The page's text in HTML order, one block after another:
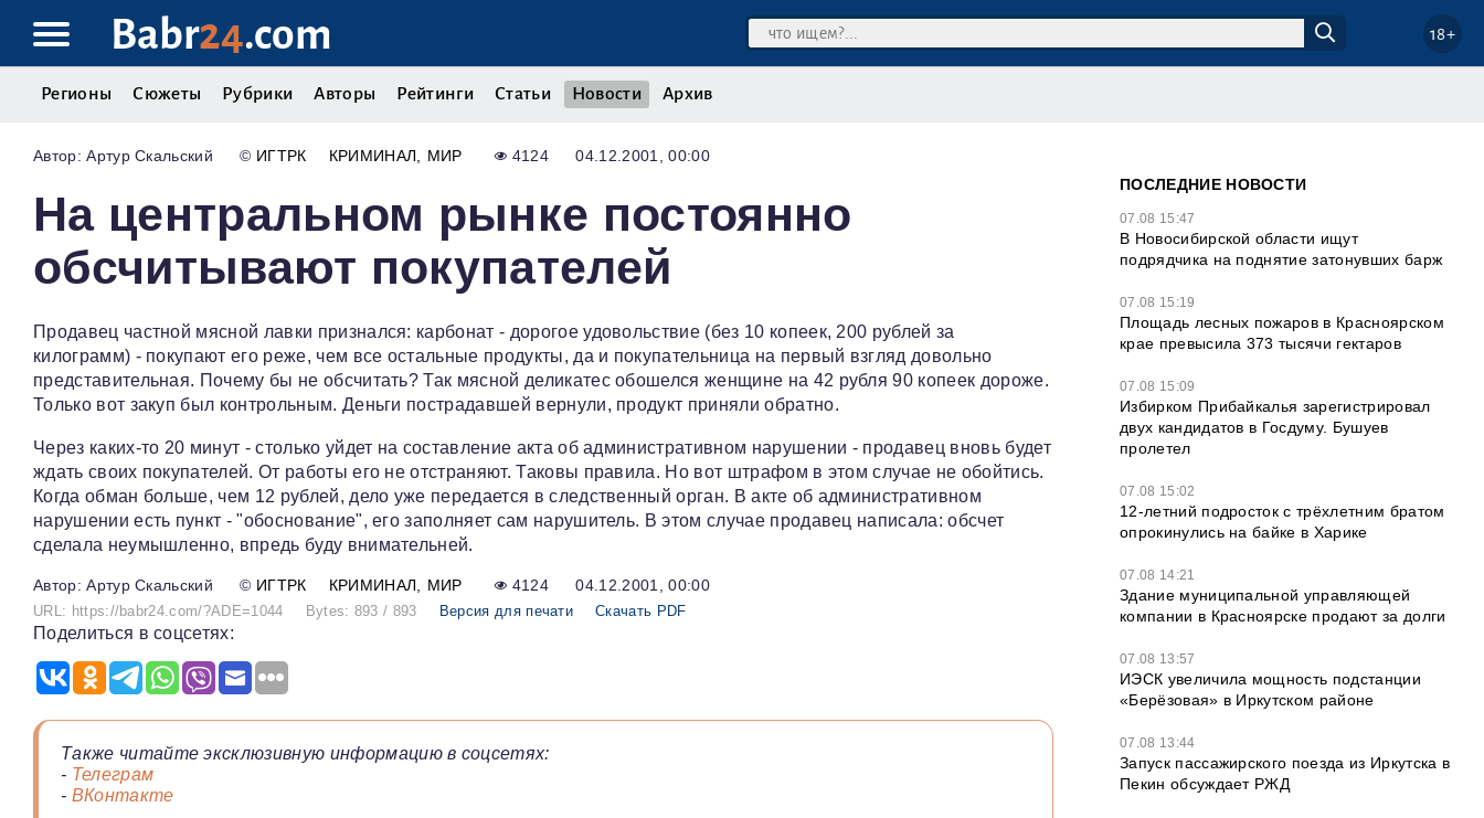
Babr24.com 18+
Регионы Сюжеты Рубрики Авторы Рейтинги Статьи Новости Архив
Артур Скальский © ИГТРК КРИМИНАЛ МИР 4124 04.12.2001, 00:00
На центральном рынке постоянно
обсчитывают покупателей
Продавец частной мясной лавки признался: карбонат - дорогое удовольствие (без 10 копеек, 200 рублей за
килограмм) - покупают его реже, чем все остальные продукты, да и покупательница на первый взгляд довольно
представительная. Почему бы не обсчитать? Так мясной деликатес обошелся женщине на 42 рубля 90 копеек дороже.
Только вот закуп был контрольным. Деньги пострадавшей вернули, продукт приняли обратно.
Через каких-то 20 минут - столько уйдет на составление акта об административном нарушении - продавец вновь будет
ждать своих покупателей. От работы его не отстраняют. Таковы правила. Но вот штрафом в этом случае не обойтись.
Когда обман больше, чем 12 рублей, дело уже передается в следственный орган. В акте об административном
нарушении есть пункт - "обоснование", его заполняет сам нарушитель. В этом случае продавец написала: обсчет
сделала неумышленно, впредь буду внимательней.
Артур Скальский © ИГТРК КРИМИНАЛ МИР 4124 04.12.2001, 00:00
URL: https://babr24.com/?ADE=1044 Bytes: 893 / 893 Версия для печати Скачать PDF
Поделиться в соцсетях:
Также читайте эксклюзивную информацию в соцсетях:
- Телеграм
- ВКонтакте
ПОСЛЕДНИЕ НОВОСТИ
07.08 15:47
В Новосибирской области ищут
подрядчика на поднятие затонувших барж
07.08 15:19
Площадь лесных пожаров в Красноярском
крае превысила 373 тысячи гектаров
07.08 15:09
Избирком Прибайкалья зарегистрировал
двух кандидатов в Госдуму. Бушуев
пролетел
07.08 15:02
12‑летний подросток с трёхлетним братом
опрокинулись на байке в Харике
07.08 14:21
Здание муниципальной управляющей
компании в Красноярске продают за долги
07.08 13:57
ИЭСК увеличила мощность подстанции
«Берёзовая» в Иркутском районе
07.08 13:44
Запуск пассажирского поезда из Иркутска в
Пекин обсуждает РЖД